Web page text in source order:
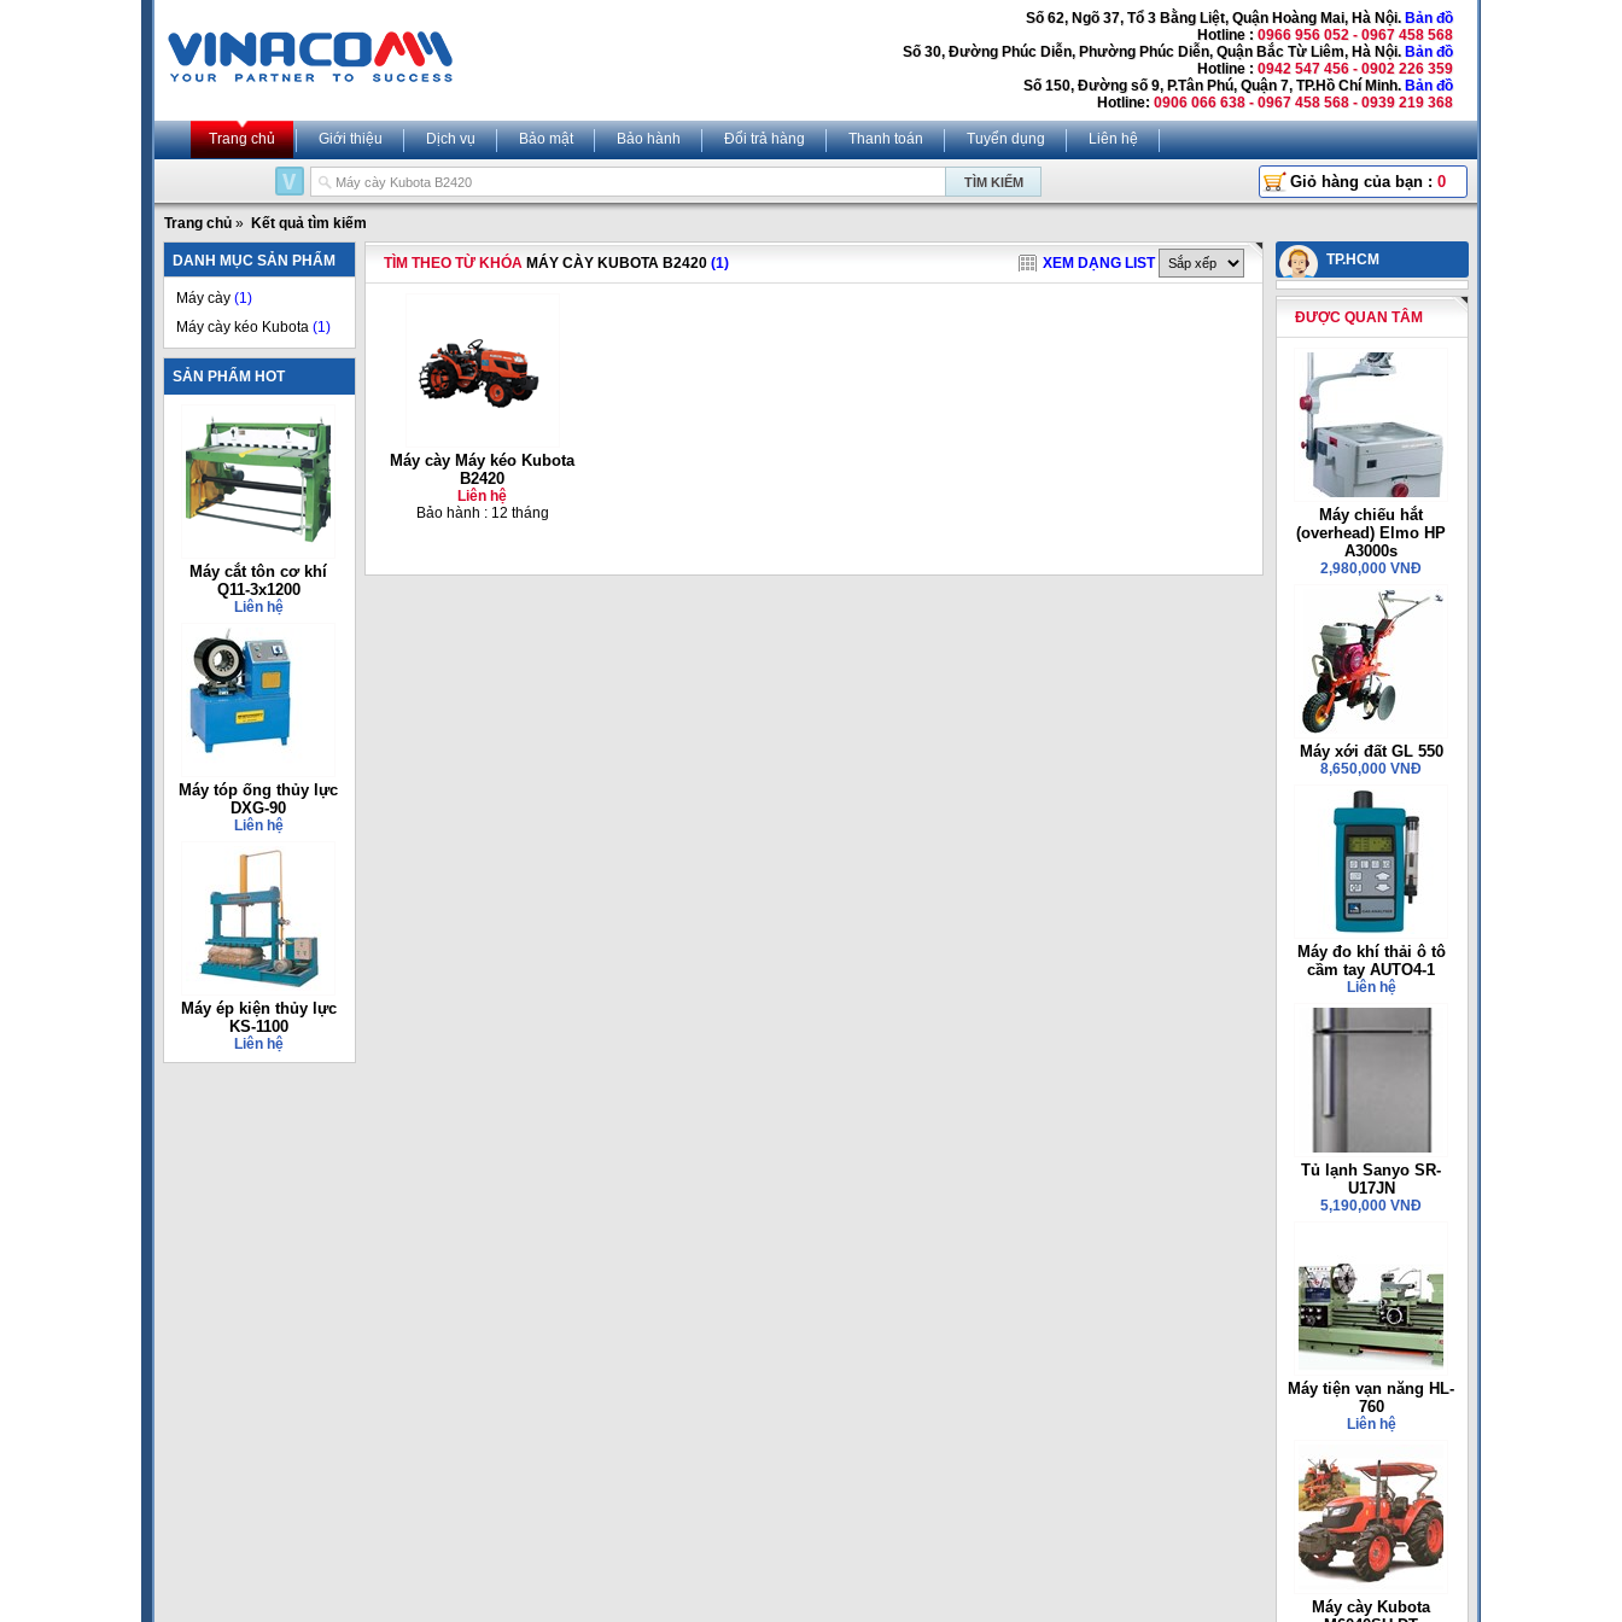
Số 62, Ngõ 37, Tổ 3 Bằng Liệt, Quận Hoàng Mai, Hà Nội. Bản đồ
Hotline : 0966 956 052 - 0967 458 568
Số 30, Đường Phúc Diễn, Phường Phúc Diễn, Quận Bắc Từ Liêm, Hà Nội. Bản đồ
Hotline : 0942 547 456 - 0902 226 359
Số 150, Đường số 9, P.Tân Phú, Quận 7, TP.Hồ Chí Minh. Bản đồ
Hotline: 0906 066 638 - 0967 458 568 - 0939 219 368
Trang chủ Giới thiệu Dịch vụ Bảo mật Bảo hành Đổi trả hàng Thanh toán Tuyển dụng Liên hệ
Giỏ hàng của bạn : 0
Trang chủ » Kết quả tìm kiếm
DANH MỤC SẢN PHẨM
Máy cày (1)
Máy cày kéo Kubota (1)
SẢN PHẨM HOT
Máy cắt tôn cơ khí
Q11-3x1200
Liên hệ
Máy tóp ống thủy lực
DXG-90
Liên hệ
Máy ép kiện thủy lực
KS-1100
Liên hệ
TÌM THEO TỪ KHÓA MÁY CÀY KUBOTA B2420 (1) XEM DẠNG LIST
Máy cày Máy kéo Kubota
B2420
Liên hệ
Bảo hành : 12 tháng
TP.HCM
ĐƯỢC QUAN TÂM
Máy chiếu hắt
(overhead) Elmo HP
A3000s
2,980,000 VNĐ
Máy xới đất GL 550
8,650,000 VNĐ
Máy đo khí thải ô tô
cầm tay AUTO4-1
Liên hệ
Tủ lạnh Sanyo SR-
U17JN
5,190,000 VNĐ
Máy tiện vạn năng HL-
760
Liên hệ
Máy cày Kubota